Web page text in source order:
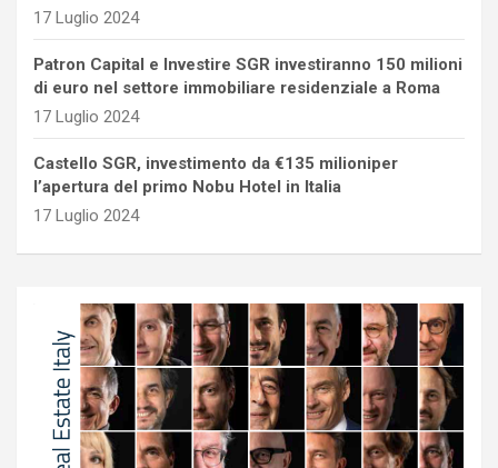
17 Luglio 2024
Patron Capital e Investire SGR investiranno 150 milioni
di euro nel settore immobiliare residenziale a Roma
17 Luglio 2024
Castello SGR, investimento da €135 milioniper
l’apertura del primo Nobu Hotel in Italia
17 Luglio 2024